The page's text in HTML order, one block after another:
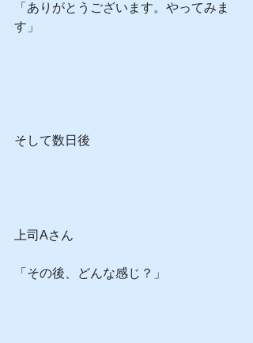
「ありがとうございます。やってみま
す」
そして数日後
上司Aさん
「その後、どんな感じ？」